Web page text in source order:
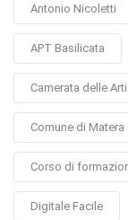
Antonio Nicoletti
APT Basilicata
Camerata delle Arti
Comune di Matera
Corso di
Digitale Facile